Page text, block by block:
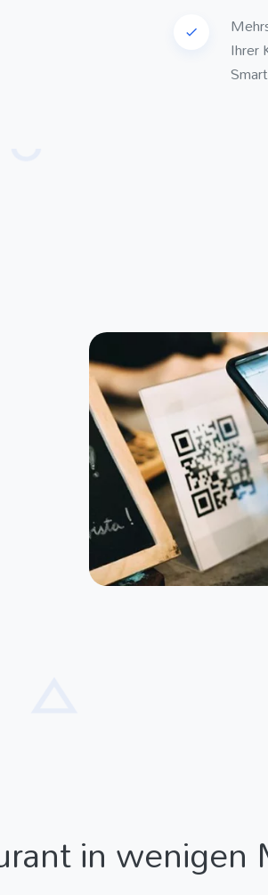
Ihrer
in